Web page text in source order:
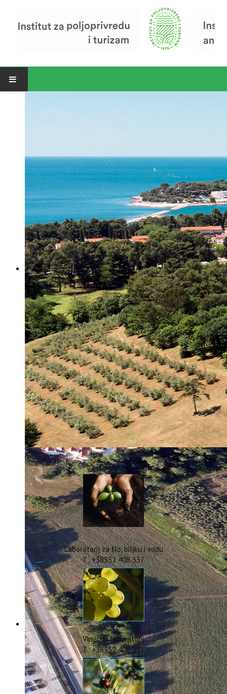
Zavod za poljoprivredu i prehranu
Zavod za ekonomiku i razvoj poljoprivrede
Zavod za turizam
Pokusno poljoprivredno imanje
Zaposlenici
Euraxess
Misija i vizija
Upravno Vijeće
Rad Upravnog vijeća
Znanstveno Vijeće
Rad Znanstvenog vijeća
Etičko povjerenstvo
Etički kodeks
Financiranje
Proračun
Potpore
PROGRAMSKO FINANCIRANJE
Izvještavanje po uredbi
Projekti Instituta
Dialogue4Tourism
REVIVE
WASTEREDUCE
MITOMED+
WINTERMED
CASTWATER
INHERIT
CONSUMLESS PLUS
IstraOILFest
ARHIVA PROJEKATA
IstraECOinclusive
Izdavačka djelatnost
Izbor u znanstvena zvanja
Dokumenti
Statut
Strategija
CIP
Pravo na pristup informacijama
Zaštita osobnih podataka
Godišnji izvještaj
Javna nabava
Natječaji za radna mjesta
Zakonodavni okvir
Akti Instituta
Linkovi
Kontakt
webmail
Popularizacija znanosti
ERASMUS+
Laboratorij za tlo, biljku i vodu
T: +38552 408 337
Vinarski laboratorij
T: +38552 408 331